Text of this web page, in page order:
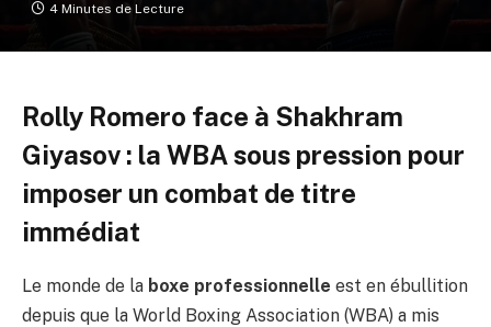
4 Minutes de Lecture
Rolly Romero face à Shakhram
Giyasov : la WBA sous pression pour
imposer un combat de titre
immédiat
Le monde de la boxe professionnelle est en ébullition
depuis que la World Boxing Association (WBA) a mis